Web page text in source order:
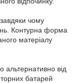
чому
Контурна форма
матеріалу
альтернативно від
батарей